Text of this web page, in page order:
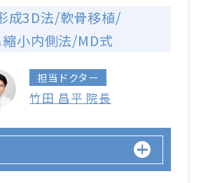
成3D法/軟骨移植/
小内側法/MD式
担当ドクター
竹田 昌平 院長